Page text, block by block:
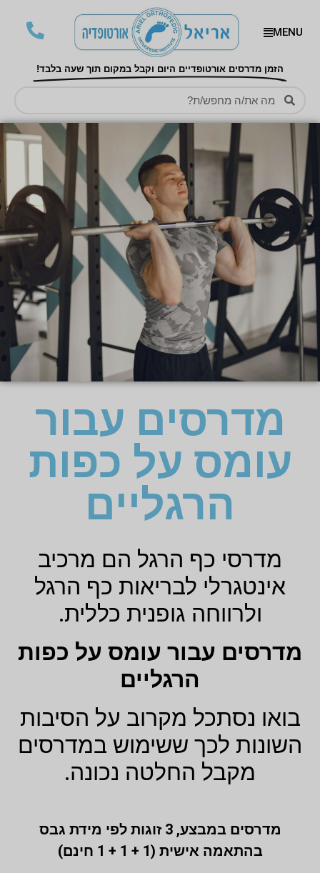
MENU
הזמן מדרסים אורטופדיים היום וקבל במקום תוך שעה בלבד!
מדרסים עבור
עומס על כפות
הרגליים
מדרסי כף הרגל הם מרכיב
אינטגרלי לבריאות כף הרגל
ולרווחה גופנית כללית.
מדרסים עבור עומס על כפות
הרגליים
בואו נסתכל מקרוב על הסיבות
השונות לכך ששימוש במדרסים
מקבל החלטה נכונה.
מדרסים במבצע,
3 זוגות לפי מידת גבס
בהתאמה אישית (1 + 1 + 1 חינם)